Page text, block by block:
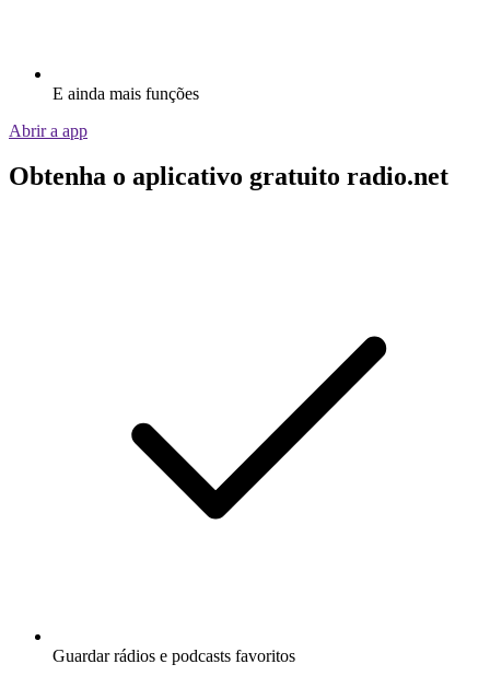
E ainda mais funções
Abrir a app
Obtenha o aplicativo gratuito radio.net
Guardar rádios e podcasts favoritos